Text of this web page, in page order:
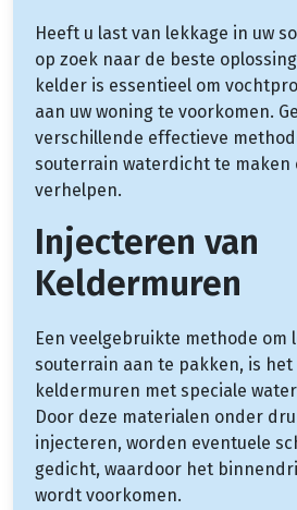
Heeft u last van lekkage in uw
op zoek naar de beste
kelder is essentieel om
aan uw woning te voorkomen.
verschillende effectieve
souterrain waterdicht te maken
verhelpen.
Injecteren van
Keldermuren
Een veelgebruikte methode om
souterrain aan te pakken, is
keldermuren met speciale
Door deze materialen onder
injecteren, worden eventuele
gedicht, waardoor het
wordt voorkomen.